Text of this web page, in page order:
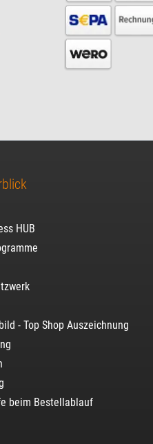
HUB
- Top Shop Auszeichnung
beim Bestellablauf